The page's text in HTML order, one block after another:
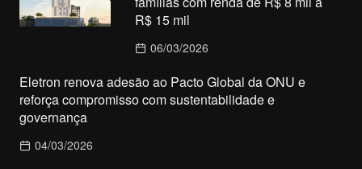
R$ 15 mil
06/03/2026
Eletron renova adesão ao Pacto Global da ONU e
reforça compromisso com sustentabilidade e
governança
04/03/2026